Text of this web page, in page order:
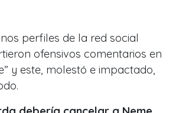
perfiles de la red social
ofensivos comentarios en
y este, molestó e impactado,